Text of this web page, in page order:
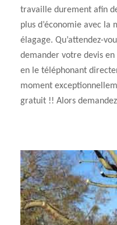
travaille durement afin
plus d’économie avec
élagage. Qu’attendez-
demander votre devis
en le téléphonant
moment
gratuit !! Alors